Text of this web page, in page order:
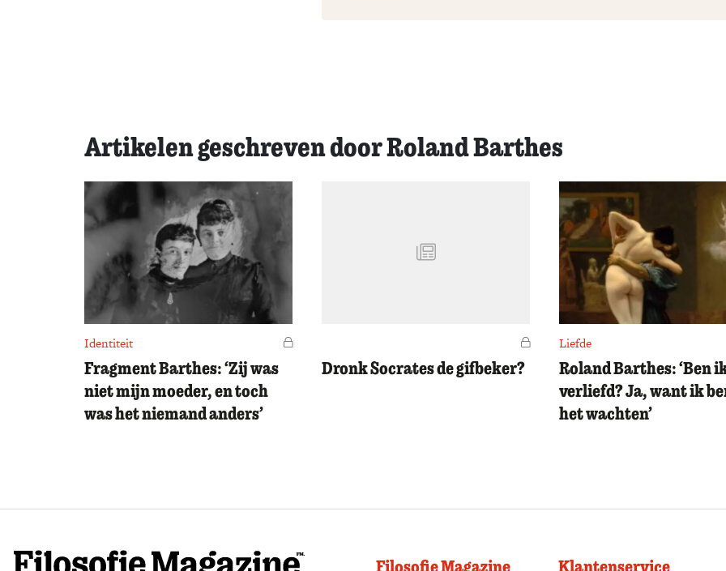
Artikelen geschreven door Roland Barthes
Identiteit Voor leden
Fragment Barthes: ‘Zij was
niet mijn moeder, en toch
was het niemand anders’
Voor leden
Dronk Socrates de gifbeker?
Liefde
Roland Barthes: ‘Ben
verliefd? Ja, want ik
het wachten’
Filosofie Magazine Klantenservice